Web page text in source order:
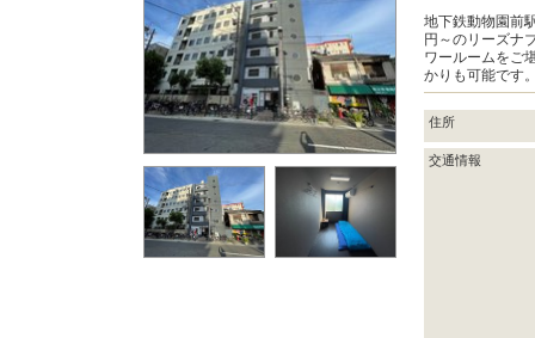
地下鉄動物園前
円～のリーズナ
ワールームをご
かりも可能です
住所
交通情報